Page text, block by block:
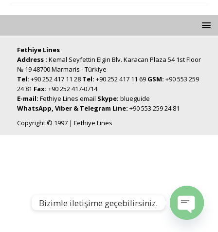
Fethiye Lines
Address : Kemal Seyfettin Elgin Blv. Karacan Plaza 54 1st Floor
№ 19 48700 Marmaris - Türkiye
Tel: +90 252 417 11 28 Tel: +90 252 417 11 69 GSM: +90 553 259
24 81 Fax: +90 252 417-0714
E-mail: Fethiye Lines email Skype: blueguide
WhatsApp, Viber & Telegram Line: +90 553 259 24 81
Copyright © 1997 | Fethiye Lines
Bizimle iletişime geçebilirsiniz.